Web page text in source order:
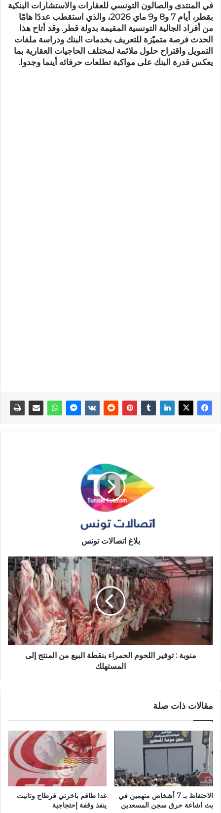
في المنتدى والصالون التونسي للعقارات والاستشارات البنكية
بقطر، أيام 7 و8 و9 ماي 2026، والذي استقطب عددًا هامًا
من أفراد الجالية التونسية المقيمة بدولة قطر. وقد أتاح هذا
الحدث فرصة متميّزة للتعريف بخدمات البنك ودراسة ملفات
التمويل واقتراح حلول ملائمة لمختلف الحاجيات العقارية بما
يعكس قدرة البنك على مواكبة تطلعات حرفائه أينما وجدوا.
بلاغ اتصالات تونس
منوبة : توفير اللحوم الحمراء بنقطة البيع من المنتج إلى
المستهلك
مقالات ذات صلة
الاحتفاظ بـ 7 أشخاص متهمين في
بث اشاعة حرق سجن المسعدين
غدا طاقم باخرتي قرطاج وتانيت
ينفذ وقفة إحتجاجية